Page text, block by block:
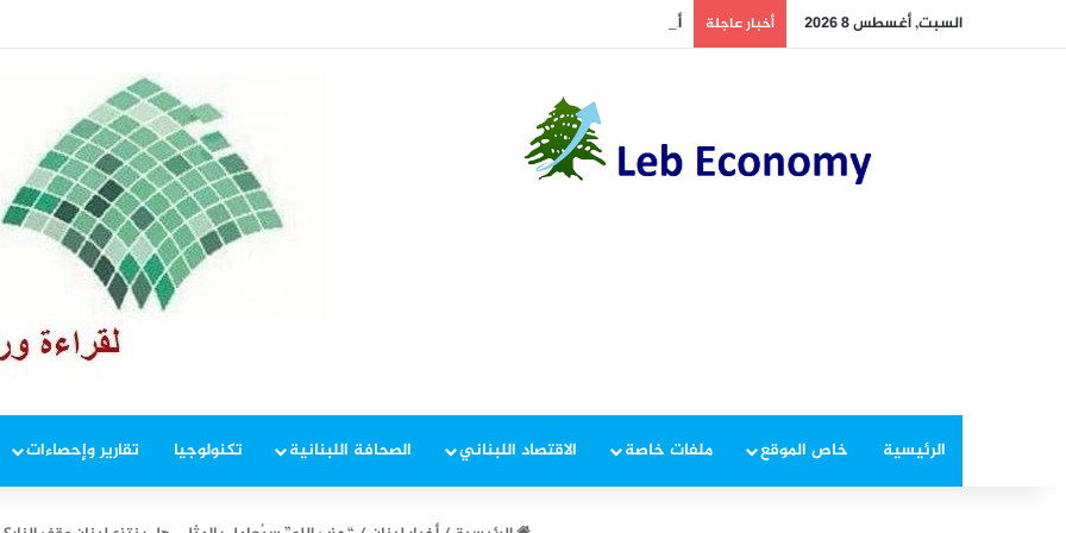
السبت, أغسطس 8 2026 أخبار عاجلة أخطر ما دار داخل غرفة المفاوضات
الرئيسية خاص الموقع ملفات خاصة الاقتصاد اللبناني الصحافة اللبنانية تكنولوجيا تقارير وإحصاءات